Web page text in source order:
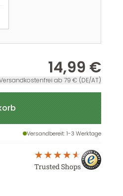
14,99 €
Versandkostenfrei ab 79 € (DE/AT)
Versandbereit: 1-3 Werktage
Trusted Shops